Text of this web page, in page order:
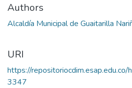
Authors
Alcaldía Municipal de Guaitarilla
URI
https://
3347